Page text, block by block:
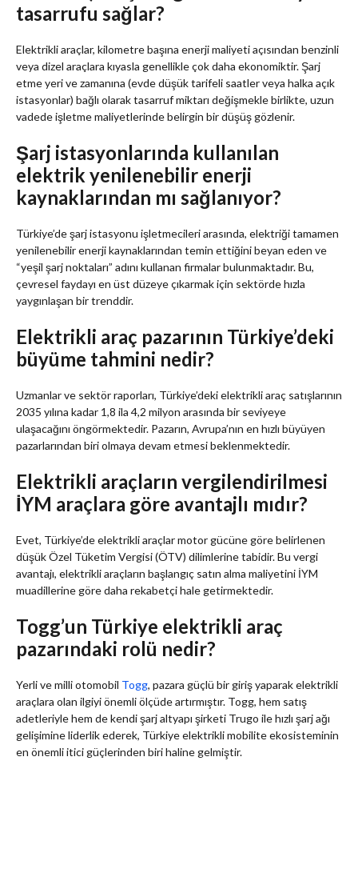
tasarrufu sağlar?
Elektrikli araçlar, kilometre başına enerji maliyeti açısından benzinli
veya dizel araçlara kıyasla genellikle çok daha ekonomiktir. Şarj
etme yeri ve zamanına (evde düşük tarifeli saatler veya halka açık
istasyonlar) bağlı olarak tasarruf miktarı değişmekle birlikte, uzun
vadede işletme maliyetlerinde belirgin bir düşüş gözlenir.
Şarj istasyonlarında kullanılan
elektrik yenilenebilir enerji
kaynaklarından mı sağlanıyor?
Türkiye’de şarj istasyonu işletmecileri arasında, elektriği tamamen
yenilenebilir enerji kaynaklarından temin ettiğini beyan eden ve
“yeşil şarj noktaları” adını kullanan firmalar bulunmaktadır. Bu,
çevresel faydayı en üst düzeye çıkarmak için sektörde hızla
yaygınlaşan bir trenddir.
Elektrikli araç pazarının Türkiye’deki
büyüme tahmini nedir?
Uzmanlar ve sektör raporları, Türkiye’deki elektrikli araç satışlarının
2035 yılına kadar 1,8 ila 4,2 milyon arasında bir seviyeye
ulaşacağını öngörmektedir. Pazarın, Avrupa’nın en hızlı büyüyen
pazarlarından biri olmaya devam etmesi beklenmektedir.
Elektrikli araçların vergilendirilmesi
İYM araçlara göre avantajlı mıdır?
Evet, Türkiye’de elektrikli araçlar motor gücüne göre belirlenen
düşük Özel Tüketim Vergisi (ÖTV) dilimlerine tabidir. Bu vergi
avantajı, elektrikli araçların başlangıç satın alma maliyetini İYM
muadillerine göre daha rekabetçi hale getirmektedir.
Togg’un Türkiye elektrikli araç
pazarındaki rolü nedir?
Yerli ve milli otomobil Togg, pazara güçlü bir giriş yaparak elektrikli
araçlara olan ilgiyi önemli ölçüde artırmıştır. Togg, hem satış
adetleriyle hem de kendi şarj altyapı şirketi Trugo ile hızlı şarj ağı
gelişimine liderlik ederek, Türkiye elektrikli mobilite ekosisteminin
en önemli itici güçlerinden biri haline gelmiştir.